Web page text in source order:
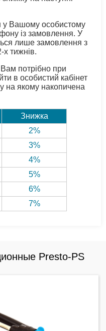
у Вашому особистому
із замовлення. У
лише замовлення з
тижнів.
потрібно при
в особистий кабінет
на якому накопичена
Знижка
2%
3%
4%
5%
6%
7%
Presto-PS